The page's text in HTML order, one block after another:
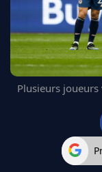
FC BARCELONE
MANCHESTER
CHELSEA
ARSENAL
BAYERN
L'AVIS DE LA RÉDAC'
Plusieurs